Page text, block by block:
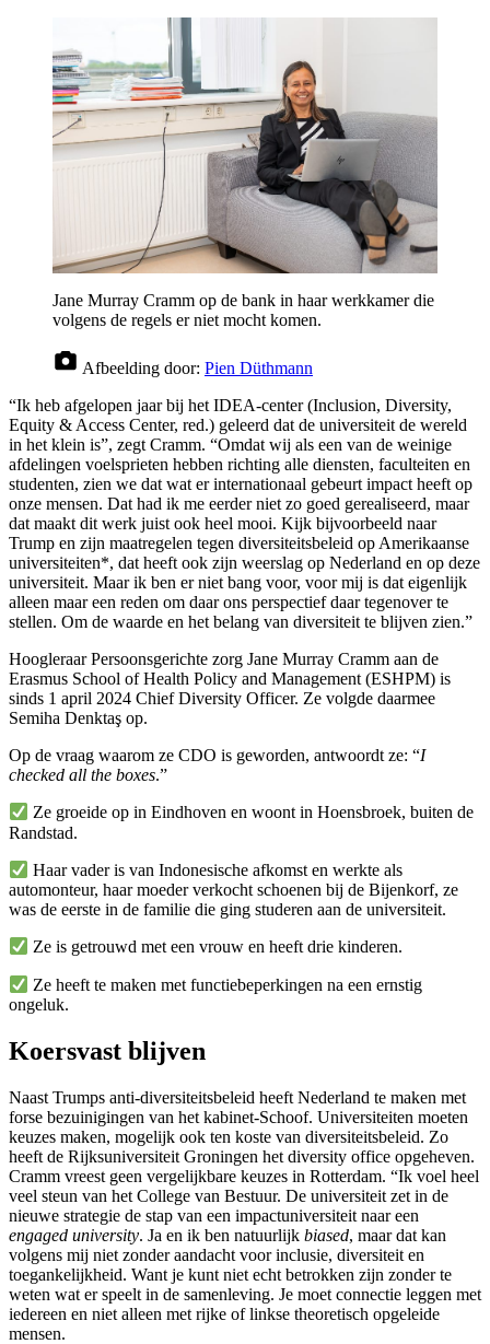
Jane Murray Cramm op de bank in haar werkkamer die
volgens de regels er niet mocht komen.
Afbeelding door: Pien Düthmann
“Ik heb afgelopen jaar bij het IDEA-center (Inclusion, Diversity,
Equity & Access Center, red.) geleerd dat de universiteit de wereld
in het klein is”, zegt Cramm. “Omdat wij als een van de weinige
afdelingen voelsprieten hebben richting alle diensten, faculteiten en
studenten, zien we dat wat er internationaal gebeurt impact heeft op
onze mensen. Dat had ik me eerder niet zo goed gerealiseerd, maar
dat maakt dit werk juist ook heel mooi. Kijk bijvoorbeeld naar
Trump en zijn maatregelen tegen diversiteitsbeleid op Amerikaanse
universiteiten*, dat heeft ook zijn weerslag op Nederland en op deze
universiteit. Maar ik ben er niet bang voor, voor mij is dat eigenlijk
alleen maar een reden om daar ons perspectief daar tegenover te
stellen. Om de waarde en het belang van diversiteit te blijven zien.”
Hoogleraar Persoonsgerichte zorg Jane Murray Cramm aan de
Erasmus School of Health Policy and Management (ESHPM) is
sinds 1 april 2024 Chief Diversity Officer. Ze volgde daarmee
Semiha Denktaş op.
Op de vraag waarom ze CDO is geworden, antwoordt ze: “I
checked all the boxes.”
Ze groeide op in Eindhoven en woont in Hoensbroek, buiten de
Randstad.
Haar vader is van Indonesische afkomst en werkte als
automonteur, haar moeder verkocht schoenen bij de Bijenkorf, ze
was de eerste in de familie die ging studeren aan de universiteit.
Ze is getrouwd met een vrouw en heeft drie kinderen.
Ze heeft te maken met functiebeperkingen na een ernstig
ongeluk.
Koersvast blijven
Naast Trumps anti-diversiteitsbeleid heeft Nederland te maken met
forse bezuinigingen van het kabinet-Schoof. Universiteiten moeten
keuzes maken, mogelijk ook ten koste van diversiteitsbeleid. Zo
heeft de Rijksuniversiteit Groningen het diversity office opgeheven.
Cramm vreest geen vergelijkbare keuzes in Rotterdam. “Ik voel heel
veel steun van het College van Bestuur. De universiteit zet in de
nieuwe strategie de stap van een impactuniversiteit naar een
engaged university. Ja en ik ben natuurlijk biased, maar dat kan
volgens mij niet zonder aandacht voor inclusie, diversiteit en
toegankelijkheid. Want je kunt niet echt betrokken zijn zonder te
weten wat er speelt in de samenleving. Je moet connectie leggen met
iedereen en niet alleen met rijke of linkse theoretisch opgeleide
mensen.